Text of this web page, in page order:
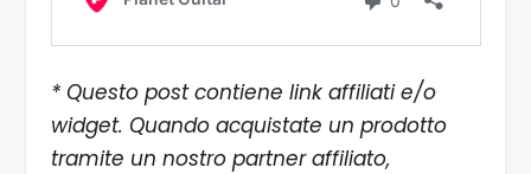
* Questo post contiene link affiliati e/o
widget. Quando acquistate un prodotto
tramite un nostro partner affiliato,